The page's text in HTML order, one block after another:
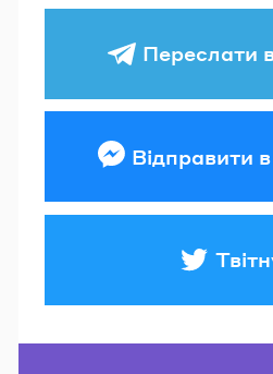
Переслати
Відправити